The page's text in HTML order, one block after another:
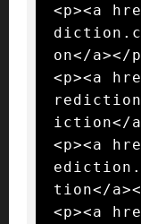
<p><a
on</a></
<p><a
iction</
<p><a
tion</
<p><a